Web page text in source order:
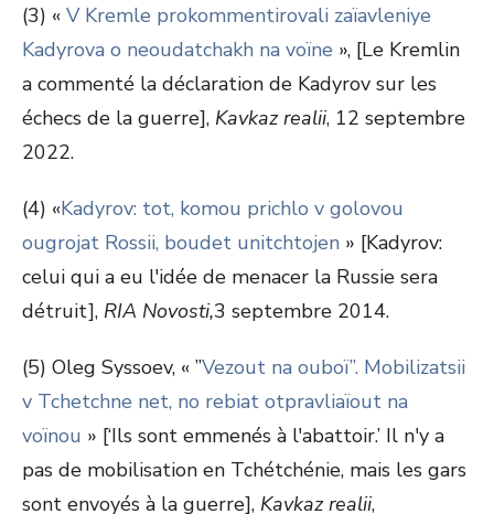
(3) « V Kremle prokommentirovali zaïavleniye
Kadyrova o neoudatchakh na voïne », [Le Kremlin
a commenté la déclaration de Kadyrov sur les
échecs de la guerre], Kavkaz realii, 12 septembre
2022.
(4) «Kadyrov: tot, komou prichlo v golovou
ougrojat Rossii, boudet unitchtojen » [Kadyrov:
celui qui a eu l'idée de menacer la Russie sera
détruit], RIA Novosti,3 septembre 2014.
(5) Oleg Syssoev, « ”Vezout na ouboï”. Mobilizatsii
v Tchetchne net, no rebiat otpravliaïout na
voïnou » [‘Ils sont emmenés à l'abattoir.’ Il n'y a
pas de mobilisation en Tchétchénie, mais les gars
sont envoyés à la guerre], Kavkaz realii,